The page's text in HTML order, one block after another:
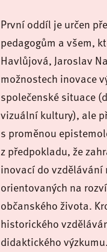
První oddíl je určen
pedagogům a všem,
Havlůjová, Jaroslav
možnostech inovace
společenské situace
vizuální kultury), ale
s proměnou
z předpokladu, že
inovací do vzdělávání
orientovaných na
občanského života.
historického
didaktického výzkumu.